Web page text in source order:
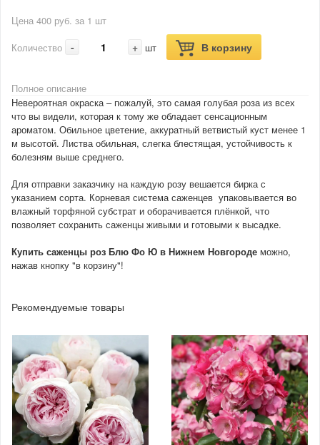
Цена 400 руб. за 1 шт
Количество
- + шт В корзину
Полное описание
Невероятная окраска – пожалуй, это самая голубая роза из всех
что вы видели, которая к тому же обладает сенсационным
ароматом. Обильное цветение, аккуратный ветвистый куст менее 1
м высотой. Листва обильная, слегка блестящая, устойчивость к
болезням выше среднего.
Для отправки заказчику на каждую розу вешается бирка с
указанием сорта. Корневая система саженцев упаковывается во
влажный торфяной субстрат и оборачивается плёнкой, что
позволяет сохранить саженцы живыми и готовыми к высадке.
Купить саженцы роз Блю Фо Ю в Нижнем Новгороде можно,
нажав кнопку "в корзину"!
Рекомендуемые товары